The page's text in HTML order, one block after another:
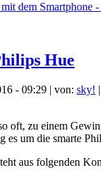
dem Smartphone
Hue
- 09:29 | von: sky!
oft, zu einem
es um die smarte
aus folgenden